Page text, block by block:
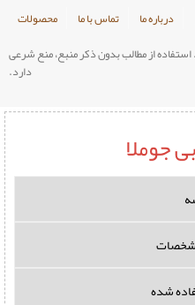
محصولات
منع شرعی